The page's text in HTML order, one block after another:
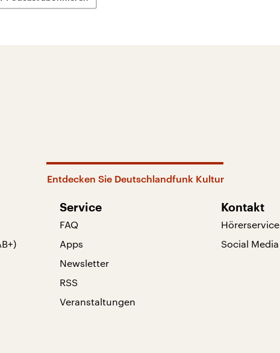
Entdecken Sie Deutschlandfunk Kultur
Service
FAQ
Apps
Newsletter
RSS
Veranstaltungen
Kontakt
Hörerservice
Social Media